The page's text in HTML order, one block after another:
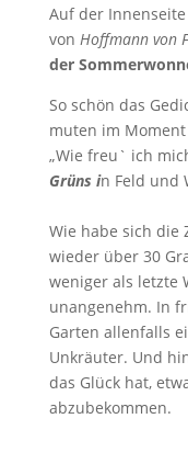
Auf der
von Hoffmann von
der
So schön das
muten im
„Wie freu` ich
Grüns in Feld und
Wie habe sich die
wieder über 30
weniger als letzte
unangenehm. In
Garten allenfalls
Unkräuter. Und
das Glück hat,
abzubekommen.